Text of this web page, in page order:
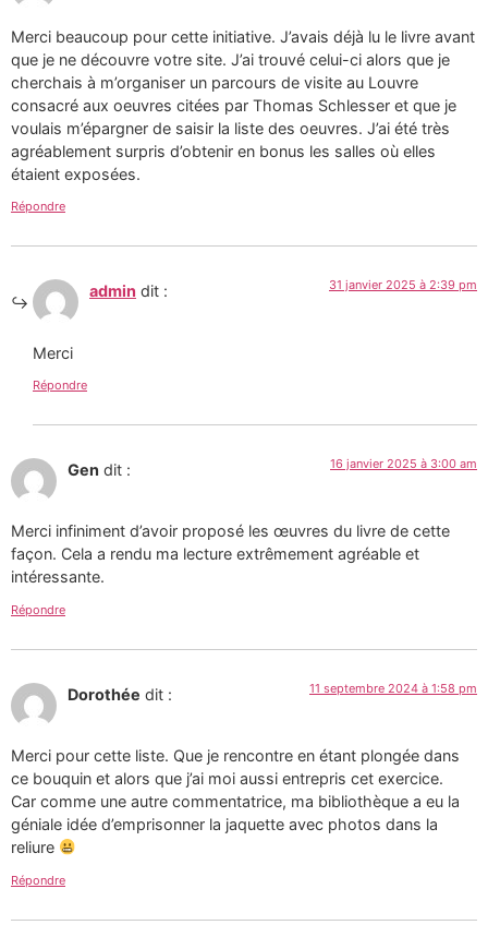
Merci beaucoup pour cette initiative. J’avais déjà lu le livre avant
que je ne découvre votre site. J’ai trouvé celui-ci alors que je
cherchais à m’organiser un parcours de visite au Louvre
consacré aux oeuvres citées par Thomas Schlesser et que je
voulais m’épargner de saisir la liste des oeuvres. J’ai été très
agréablement surpris d’obtenir en bonus les salles où elles
étaient exposées.
Répondre
admin dit : 31 janvier 2025 à 2:39 pm
Merci
Répondre
Gen dit : 16 janvier 2025 à 3:00 am
Merci infiniment d’avoir proposé les œuvres du livre de cette
façon. Cela a rendu ma lecture extrêmement agréable et
intéressante.
Répondre
Dorothée dit : 11 septembre 2024 à 1:58 pm
Merci pour cette liste. Que je rencontre en étant plongée dans
ce bouquin et alors que j’ai moi aussi entrepris cet exercice.
Car comme une autre commentatrice, ma bibliothèque a eu la
géniale idée d’emprisonner la jaquette avec photos dans la
reliure
Répondre